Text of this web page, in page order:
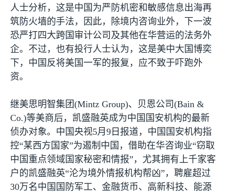
人士分析，这是中国为严防机密和敏感信息出海再
筑防火墙的手法，因此，除境内咨询业外，下一波
恐严打四大跨国审计公司及其他在华营运的法务外
企。不过，也有投行人士认为，这是美中大国博奕
下，中国反将美国一军的报复，应不致于吓跑外
资。
继美思明智集团(Mintz Group)、贝恩公司 (Bain &
Co.)等美商后，凯盛融英成为中国国安机构的最新
侦办对象。中国央视5月 9 日报道，中国国安机构指
控“某西方国家”为遏制中国，借助在华咨询业“窃取
中国重点领域国家秘密和情报”，尤其拥有上千家客
户的凯盛融英“沦为境外情报机构帮凶”，聘雇超过
30万名中国国防军工、金融货币、高新科技、能源